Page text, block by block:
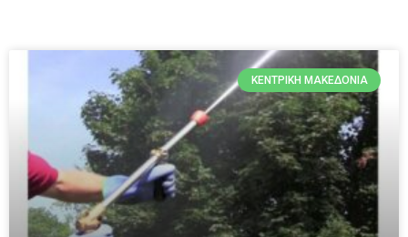
ΚΕΝΤΡΙΚΉ ΜΑΚΕΔΟΝΊΑ